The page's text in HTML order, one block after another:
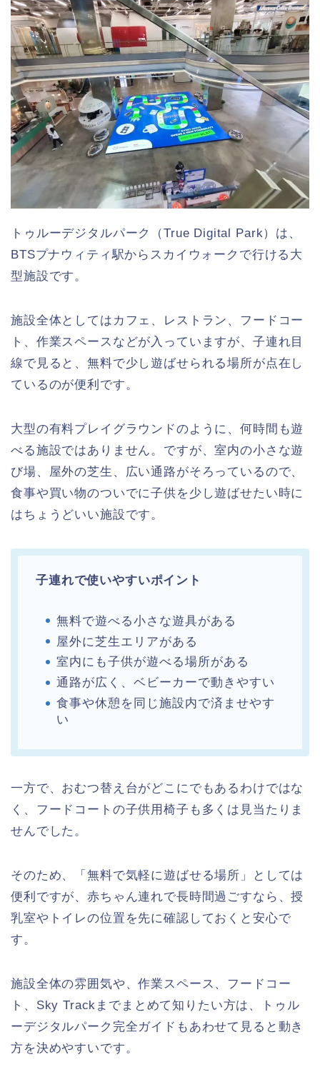
トゥルーデジタルパーク（True Digital Park）は、
BTSプナウィティ駅からスカイウォークで行ける大
型施設です。
施設全体としてはカフェ、レストラン、フードコー
ト、作業スペースなどが入っていますが、子連れ目
線で見ると、無料で少し遊ばせられる場所が点在し
ているのが便利です。
大型の有料プレイグラウンドのように、何時間も遊
べる施設ではありません。ですが、室内の小さな遊
び場、屋外の芝生、広い通路がそろっているので、
食事や買い物のついでに子供を少し遊ばせたい時に
はちょうどいい施設です。
子連れで使いやすいポイント
無料で遊べる小さな遊具がある
屋外に芝生エリアがある
室内にも子供が遊べる場所がある
通路が広く、ベビーカーで動きやすい
食事や休憩を同じ施設内で済ませやす
い
一方で、おむつ替え台がどこにでもあるわけではな
く、フードコートの子供用椅子も多くは見当たりま
せんでした。
そのため、「無料で気軽に遊ばせる場所」としては
便利ですが、赤ちゃん連れで長時間過ごすなら、授
乳室やトイレの位置を先に確認しておくと安心で
す。
施設全体の雰囲気や、作業スペース、フードコー
ト、Sky Trackまでまとめて知りたい方は、トゥル
ーデジタルパーク完全ガイドもあわせて見ると動き
方を決めやすいです。